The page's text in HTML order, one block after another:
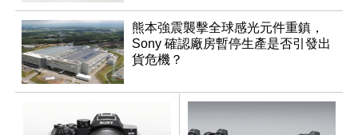
熊本強震襲擊全球感光元件重鎮，
Sony 確認廠房暫停生產是否引發出
貨危機？